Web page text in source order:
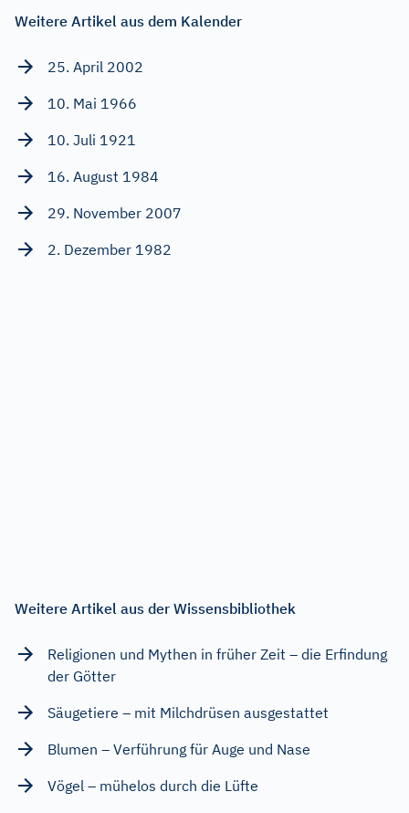
Weitere Artikel aus dem Kalender
25. April 2002
10. Mai 1966
10. Juli 1921
16. August 1984
29. November 2007
2. Dezember 1982
Weitere Artikel aus der Wissensbibliothek
Religionen und Mythen in früher Zeit – die Erfindung
der Götter
Säugetiere – mit Milchdrüsen ausgestattet
Blumen – Verführung für Auge und Nase
Vögel – mühelos durch die Lüfte